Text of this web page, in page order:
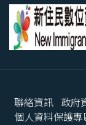
聯絡資訊 政府
個人資料保護專